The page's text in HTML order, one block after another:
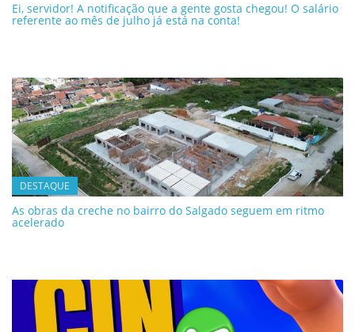
Ei, servidor! A notificação que a gente gosta chegou! O salário
referente ao mês de julho já está na conta!
DESTAQUE
As obras da creche no bairro do Salgado seguem em ritmo
acelerado